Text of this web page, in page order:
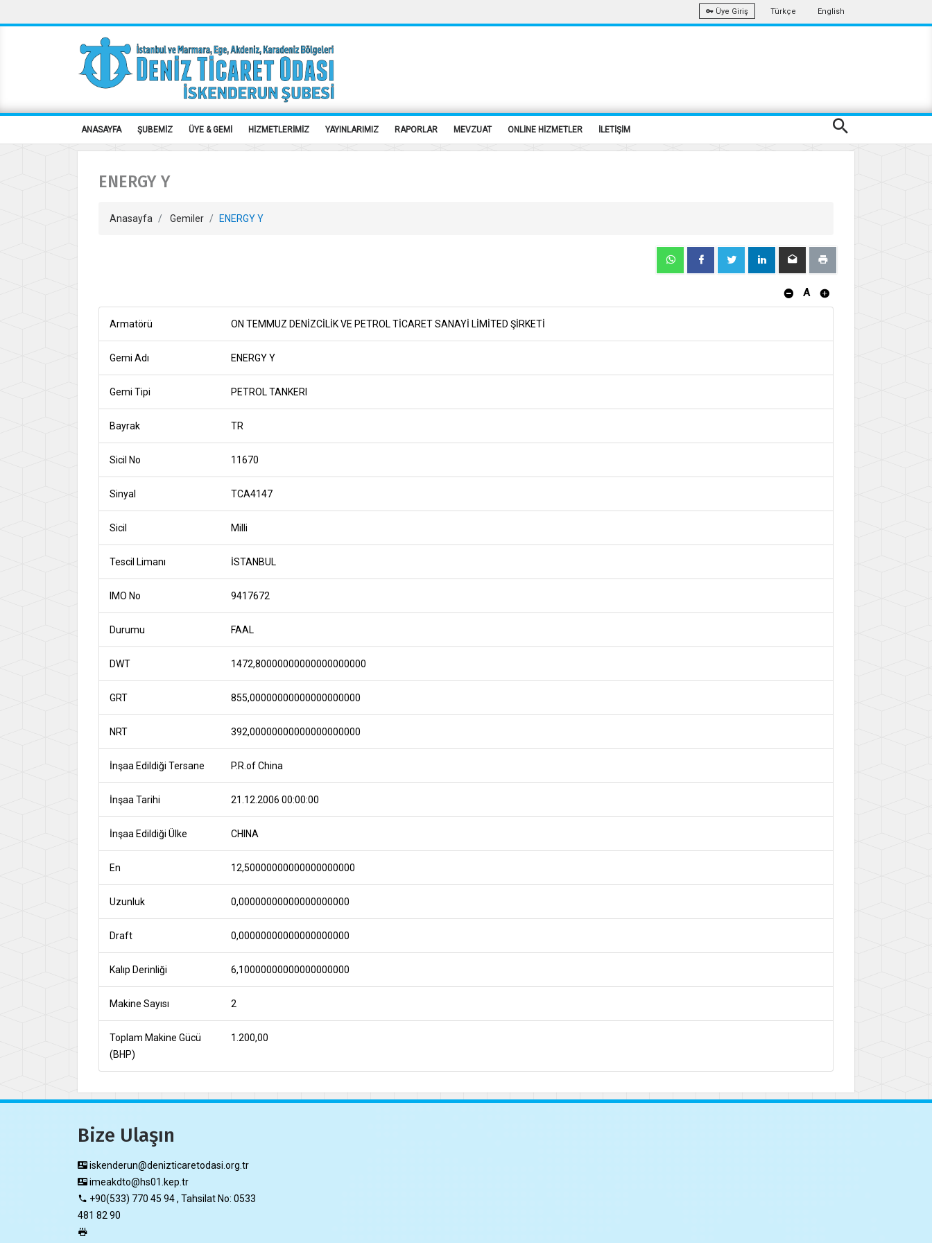
Üye Giriş Türkçe English
ANASAYFA ŞUBEMİZ ÜYE & GEMİ HİZMETLERİMİZ YAYINLARIMIZ RAPORLAR MEVZUAT ONLİNE HİZMETLER İLETİŞİM
ENERGY Y
Anasayfa Gemiler ENERGY Y
A
Armatörü ON TEMMUZ DENİZCİLİK VE PETROL TİCARET SANAYİ LİMİTED ŞİRKETİ
Gemi Adı ENERGY Y
Gemi Tipi PETROL TANKERI
Bayrak TR
Sicil No 11670
Sinyal TCA4147
Sicil Milli
Tescil Limanı İSTANBUL
IMO No 9417672
Durumu FAAL
DWT 1472,80000000000000000000
GRT 855,00000000000000000000
NRT 392,00000000000000000000
İnşaa Edildiği Tersane P.R.of China
İnşaa Tarihi 21.12.2006 00:00:00
İnşaa Edildiği Ülke CHINA
En 12,50000000000000000000
Uzunluk 0,00000000000000000000
Draft 0,00000000000000000000
Kalıp Derinliği 6,10000000000000000000
Makine Sayısı 2
Toplam Makine Gücü
(BHP)
1.200,00
Bize Ulaşın
iskenderun@denizticaretodasi.org.tr
imeakdto@hs01.kep.tr
+90(533) 770 45 94 , Tahsilat No: 0533
481 82 90